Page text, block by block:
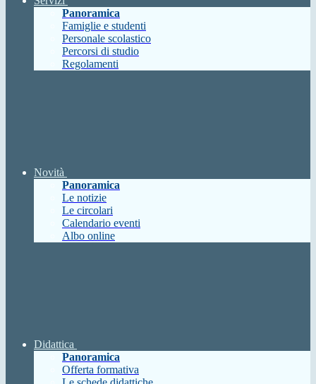
Panoramica
Famiglie e studenti
Personale scolastico
Percorsi di studio
Regolamenti
Novità
Panoramica
Le notizie
Le circolari
Calendario eventi
Albo online
Didattica
Panoramica
Offerta formativa